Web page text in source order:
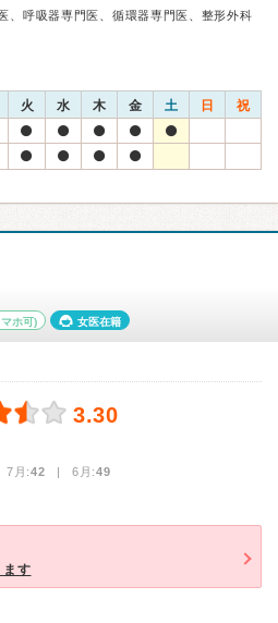
、呼吸器専門医、循環器専門医、整形外科
火 水 木 金 土 日 祝
ホ可) 女医在籍
3.30
7月:42 | 6月:49
ます